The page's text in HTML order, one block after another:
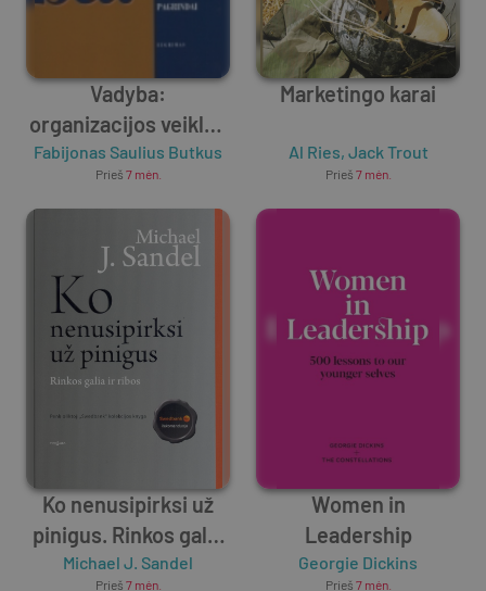
Vadyba:
organizacijos veiklos
operatyvaus valdymo
pagrindai
Fabijonas Saulius Butkus
Prieš 7 mėn.
Marketingo karai
Al Ries, Jack Trout
Prieš 7 mėn.
Ko nenusipirksi už
pinigus. Rinkos galia
ir ribos
Michael J. Sandel
Prieš 7 mėn.
Women in
Leadership
Georgie Dickins
Prieš 7 mėn.